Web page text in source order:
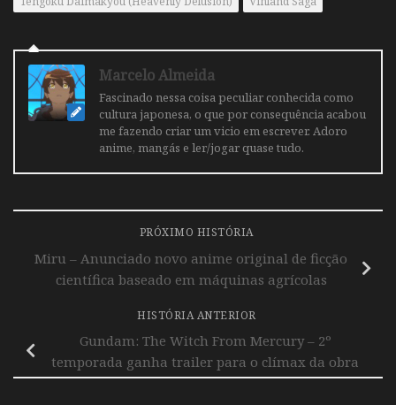
Marcelo Almeida
Fascinado nessa coisa peculiar conhecida como
cultura japonesa, o que por consequência acabou
me fazendo criar um vicio em escrever. Adoro
anime, mangás e ler/jogar quase tudo.
PRÓXIMO HISTÓRIA
Miru – Anunciado novo anime original de ficção
científica baseado em máquinas agrícolas
HISTÓRIA ANTERIOR
Gundam: The Witch From Mercury – 2º
temporada ganha trailer para o clímax da obra